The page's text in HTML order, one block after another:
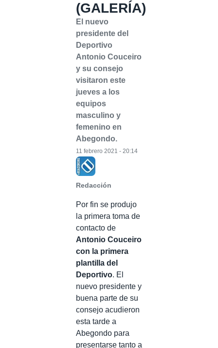
(GALERÍA)
El nuevo
presidente del
Deportivo
Antonio Couceiro
y su consejo
visitaron este
jueves a los
equipos
masculino y
femenino en
Abegondo.
Redacción
11 febrero 2021 - 20:14
Por fin se produjo
la primera toma de
contacto de
Antonio Couceiro
con la primera
plantilla del
Deportivo. El
nuevo presidente y
buena parte de su
consejo acudieron
esta tarde a
Abegondo para
presentarse tanto a